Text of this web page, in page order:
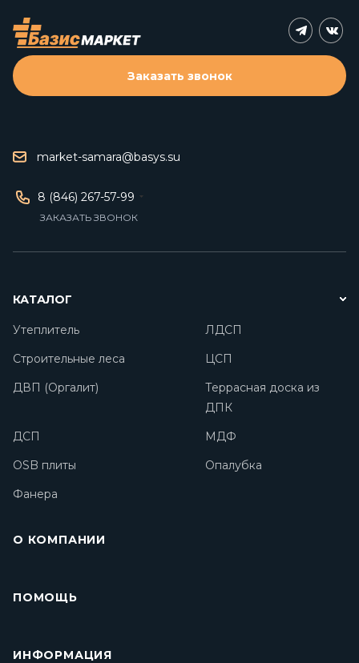
market-samara@basys.su
8 (846) 267-57-99
ЗАКАЗАТЬ ЗВОНОК
Заказать звонок
КАТАЛОГ
Утеплитель
ЛДСП
Строительные леса
ЦСП
ДВП (Оргалит)
Террасная доска из
ДПК
ДСП
МДФ
OSB плиты
Опалубка
Фанера
О КОМПАНИИ
ПОМОЩЬ
ИНФОРМАЦИЯ